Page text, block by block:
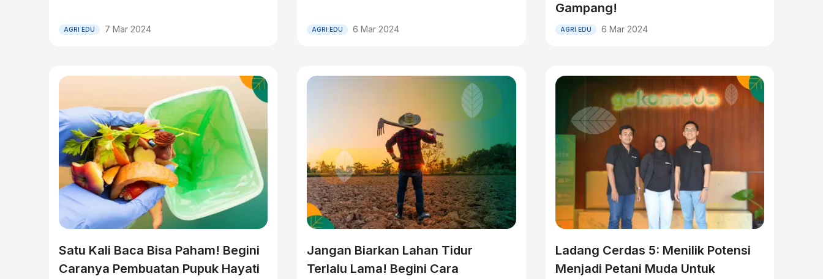
AGRI EDU 7 Mar 2024 AGRI EDU 6 Mar 2024
Gampang!
AGRI EDU 6 Mar 2024
Satu Kali Baca Bisa Paham! Begini
Caranya Pembuatan Pupuk Hayati
Jangan Biarkan Lahan Tidur
Terlalu Lama! Begini Cara
Ladang Cerdas 5: Menilik Potensi
Menjadi Petani Muda Untuk